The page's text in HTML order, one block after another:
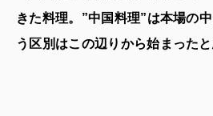
きた料理。”中国料理”は本場の
う区別はこの辺りから始まったと